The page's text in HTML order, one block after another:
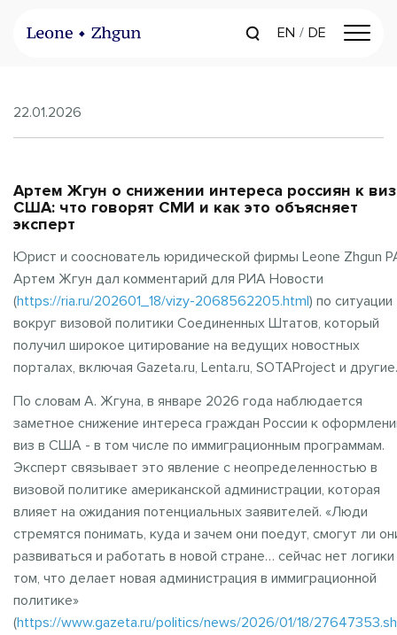
EN DE
22.01.2026
Артем Жгун о снижении интереса россиян к
США: что говорят СМИ и как это объясняет
эксперт
Юрист и сооснователь юридической фирмы Leone Zhgun
Артем Жгун дал комментарий для РИА Новости
(https://ria.ru/202601_18/vizy-2068562205.html) по ситуации
вокруг визовой политики Соединенных Штатов, который
получил широкое цитирование на ведущих новостных
порталах, включая Gazeta.ru, Lenta.ru, SOTAProject и другие.
По словам А. Жгуна, в январе 2026 года наблюдается
заметное снижение интереса граждан России к
виз в США - в том числе по иммиграционным программам.
Эксперт связывает это явление с неопределенностью в
визовой политике американской администрации, которая
влияет на ожидания потенциальных заявителей. «Люди
стремятся понимать, куда и зачем они поедут, смогут ли
развиваться и работать в новой стране… сейчас нет логики
том, что делает новая администрация в иммиграционной
политике»
(https://www.gazeta.ru/politics/news/2026/01/18/